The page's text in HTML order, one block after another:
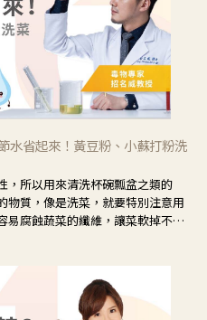
水省起來！黃豆粉、小蘇打粉洗
，所以用來清洗杯碗瓢盆之類的
物質，像是洗菜，就要特別注意用
易腐蝕蔬菜的纖維，讓菜軟掉不清